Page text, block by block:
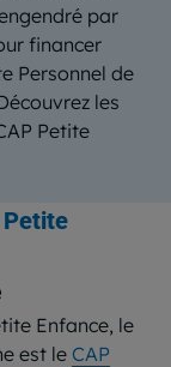
par
financer
Personnel de
les
Petite
Petite
Enfance, le
est le CAP